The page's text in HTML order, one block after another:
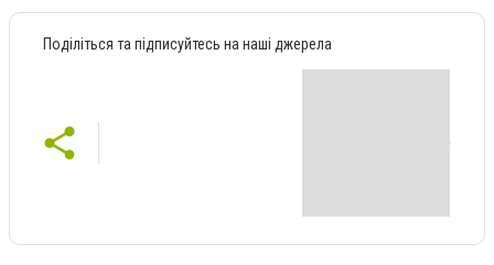
Поділіться та підписуйтесь на наші джерела